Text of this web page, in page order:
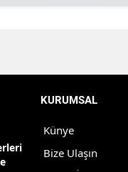
KURUMSAL
Künye
Bize Ulaşın